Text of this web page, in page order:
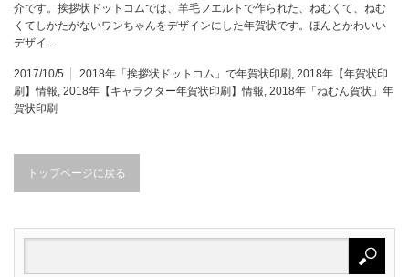
介です。挨拶状ドットコムでは、羊毛フエルトで作られた、ねむくて、ねむ
くてしかたがないワンちゃんをデザインにした年賀状です。ほんとかわいい
デザイ…
2017/10/5 2018年「挨拶状ドットコム」で年賀状印刷 2018年【年賀状印
刷】情報 2018年【キャラクター年賀状印刷】情報 2018年「ねむん賀状」年
賀状印刷
トップページに戻る